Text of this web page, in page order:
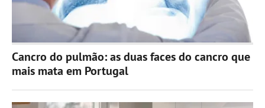
Cancro do pulmão: as duas faces do cancro que
mais mata em Portugal